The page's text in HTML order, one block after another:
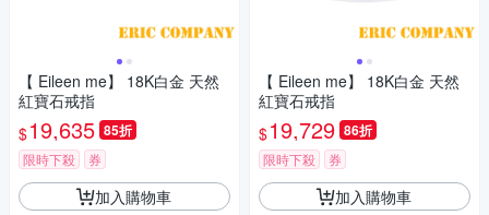
【 Eileen me】 18K白金 天然
紅寶石戒指
$19,635 85折
限時下殺 券
加入購物車
【 Eileen me】 18K白金 天然
紅寶石戒指
$19,729 86折
限時下殺 券
加入購物車